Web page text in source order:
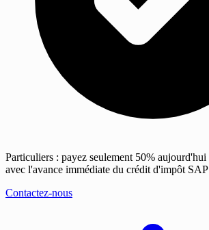
Particuliers : payez seulement 50% aujourd'hui
avec l'avance immédiate du crédit d'impôt SAP
Contactez-nous